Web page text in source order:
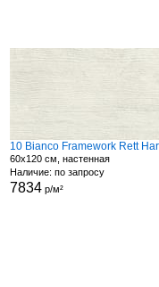
10 Bianco Framework Rett
60x120 см, настенная
Наличие: по запросу
7834р/м²